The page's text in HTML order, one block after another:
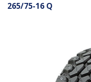
265/75-16 Q